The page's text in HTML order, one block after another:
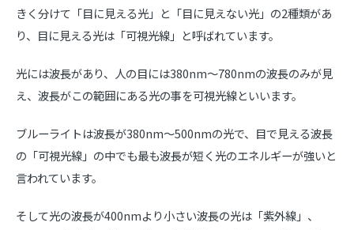
きく分けて「目に見える光」と「目に見えない光」の2種類があ
り、目に見える光は「可視光線」と呼ばれています。
光には波長があり、人の目には380nm～780nmの波長のみが見
え、波長がこの範囲にある光の事を可視光線といいます。
ブルーライトは波長が380nm～500nmの光で、目で見える波長
の「可視光線」の中でも最も波長が短く光のエネルギーが強いと
言われています。
そして光の波長が400nmより小さい波長の光は「紫外線」、